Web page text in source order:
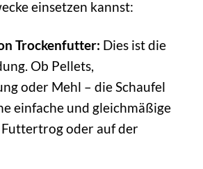
einsetzen kannst:
Trockenfutter: Dies ist die
Ob Pellets,
oder Mehl – die Schaufel
einfache und gleichmäßige
oder auf der